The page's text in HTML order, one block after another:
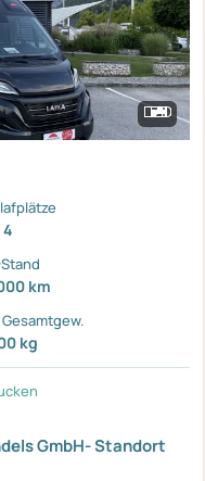
4
km
kg
GmbH- Standort